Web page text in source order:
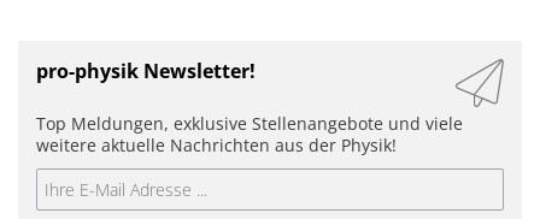
pro-physik Newsletter!
Top Meldungen, exklusive Stellenangebote und viele
weitere aktuelle Nachrichten aus der Physik!